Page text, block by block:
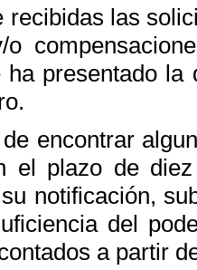
recibidas las
presentado la
encontrar
el plazo de
notificación,
del
a partir